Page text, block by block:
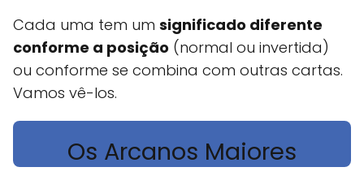
Cada uma tem um significado diferente
conforme a posição (normal ou invertida)
ou conforme se combina com outras cartas.
Vamos vê-los.
Os Arcanos Maiores